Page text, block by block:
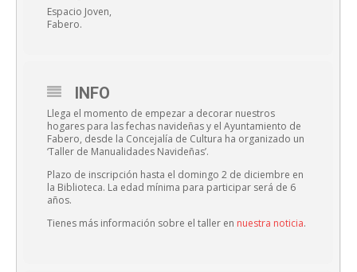
Espacio Joven,
Fabero.
INFO
Llega el momento de empezar a decorar nuestros
hogares para las fechas navideñas y el Ayuntamiento de
Fabero, desde la Concejalía de Cultura ha organizado un
‘Taller de Manualidades Navideñas’.
Plazo de inscripción hasta el domingo 2 de diciembre en
la Biblioteca. La edad mínima para participar será de 6
años.
Tienes más información sobre el taller en nuestra noticia.